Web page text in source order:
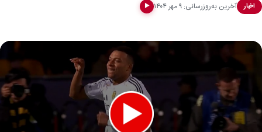
اخبار آخرین به‌روزرسانی: ۹ مهر ۱۴۰۴ ▶